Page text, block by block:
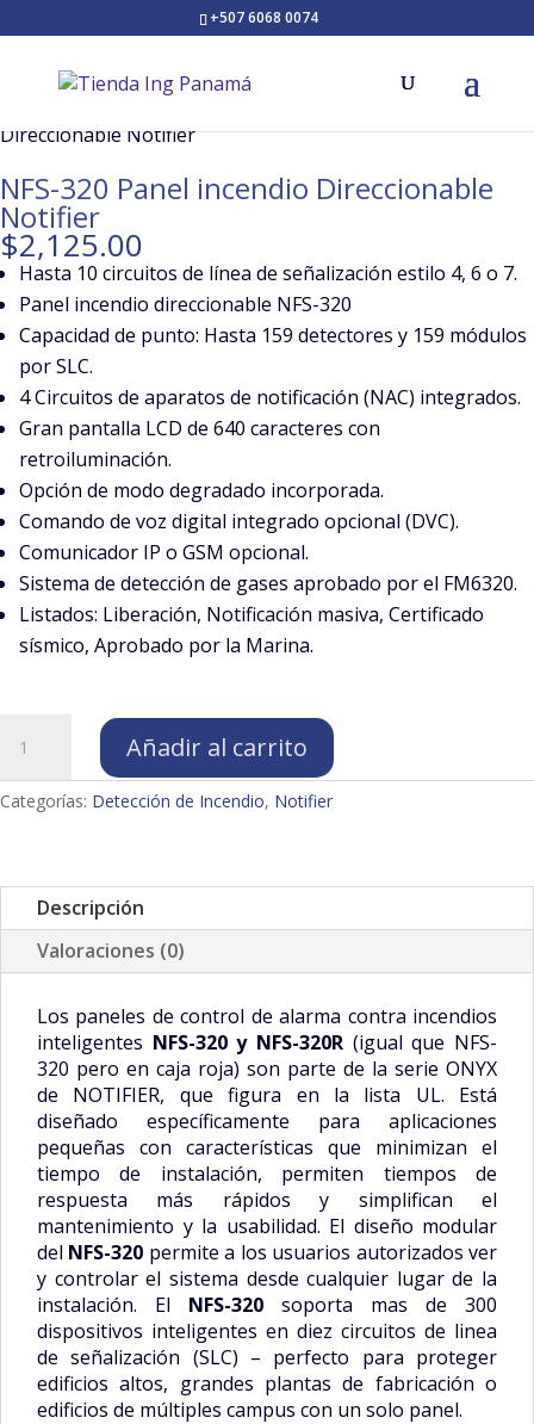
+507 6068 0074
Direccionable Notifier
NFS-320 Panel incendio Direccionable
Notifier
$2,125.00
Hasta 10 circuitos de línea de señalización estilo 4, 6 o 7.
Panel incendio direccionable NFS-320
Capacidad de punto: Hasta 159 detectores y 159 módulos
por SLC.
4 Circuitos de aparatos de notificación (NAC) integrados.
Gran pantalla LCD de 640 caracteres con
retroiluminación.
Opción de modo degradado incorporada.
Comando de voz digital integrado opcional (DVC).
Comunicador IP o GSM opcional.
Sistema de detección de gases aprobado por el FM6320.
Listados: Liberación, Notificación masiva, Certificado
sísmico, Aprobado por la Marina.
320
Panel
incendio
cantidad
Añadir al carrito
Categorías: Detección de Incendio, Notifier
Descripción
Valoraciones (0)
Los paneles de control de alarma contra incendios
inteligentes NFS-320 y NFS-320R (igual que NFS-
320 pero en caja roja) son parte de la serie ONYX
de NOTIFIER, que figura en la lista UL. Está
diseñado específicamente para aplicaciones
pequeñas con características que minimizan el
tiempo de instalación, permiten tiempos de
respuesta más rápidos y simplifican el
mantenimiento y la usabilidad. El diseño modular
del NFS-320 permite a los usuarios autorizados ver
y controlar el sistema desde cualquier lugar de la
instalación. El NFS-320 soporta mas de 300
dispositivos inteligentes en diez circuitos de linea
de señalización (SLC) – perfecto para proteger
edificios altos, grandes plantas de fabricación o
edificios de múltiples campus con un solo panel.